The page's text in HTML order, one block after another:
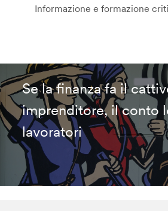
Informazione e formazione
Se la finanza fa il
imprenditore, il conto
lavoratori